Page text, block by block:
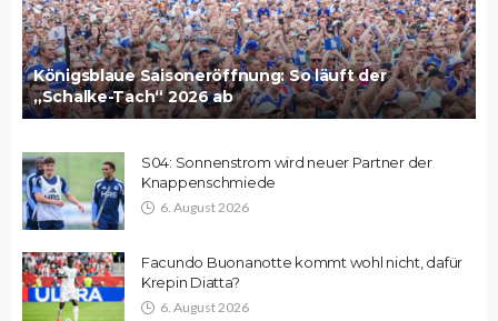
Königsblaue Saisoneröffnung: So läuft der
„Schalke-Tach“ 2026 ab
S04: Sonnenstrom wird neuer Partner der
Knappenschmiede
6. August 2026
Facundo Buonanotte kommt wohl nicht, dafür
Krepin Diatta?
6. August 2026